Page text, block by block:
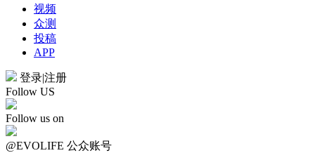
视频
众测
投稿
APP
登录|注册
Follow US
Follow us on
@EVOLIFE 公众账号